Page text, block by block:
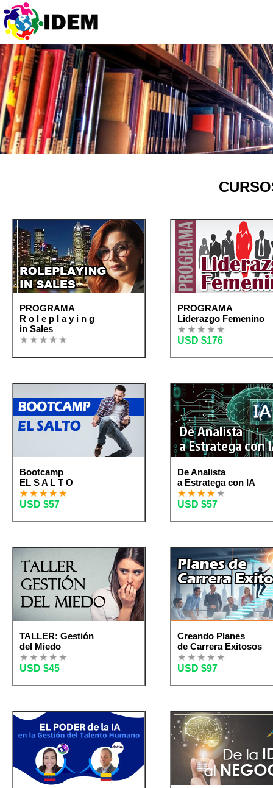
PROGRAMA
R o l e p l a y i n g
in Sales
PROGRAMA
Liderazgo Femenino
USD $176
Bootcamp
EL S A L T O
USD $57
De Analista
a Estratega con IA
USD $57
TALLER: Gestión
del Miedo
USD $45
Creando Planes
de Carrera Exitosos
USD $97